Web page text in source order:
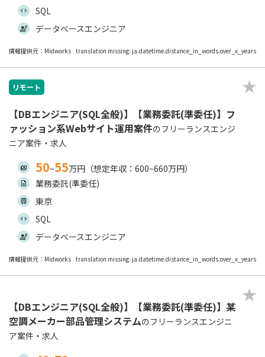
SQL
データベースエンジニア
情報提供元：Midworks translation missing: ja.datetime.distance_in_words.over_x_years
リモート
【DBエンジニア(SQL全般)】【業務委託(準委任)】フ
ァッション系Webサイト運用案件のフリーランスエンジ
ニア案件・求人
50~55万円（想定年収：600~660万円）
業務委託(準委任)
東京
SQL
データベースエンジニア
情報提供元：Midworks translation missing: ja.datetime.distance_in_words.over_x_years
【DBエンジニア(SQL全般)】【業務委託(準委任)】某
空調メーカー部品管理システムのフリーランスエンジニ
ア案件・求人